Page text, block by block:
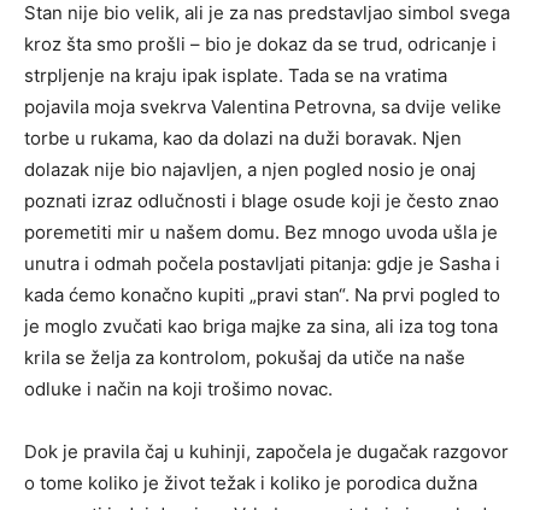
Stan nije bio velik, ali je za nas predstavljao simbol svega
kroz šta smo prošli – bio je dokaz da se trud, odricanje i
strpljenje na kraju ipak isplate. Tada se na vratima
pojavila moja svekrva Valentina Petrovna, sa dvije velike
torbe u rukama, kao da dolazi na duži boravak. Njen
dolazak nije bio najavljen, a njen pogled nosio je onaj
poznati izraz odlučnosti i blage osude koji je često znao
poremetiti mir u našem domu. Bez mnogo uvoda ušla je
unutra i odmah počela postavljati pitanja: gdje je Sasha i
kada ćemo konačno kupiti „pravi stan“. Na prvi pogled to
je moglo zvučati kao briga majke za sina, ali iza tog tona
krila se želja za kontrolom, pokušaj da utiče na naše
odluke i način na koji trošimo novac.
Dok je pravila čaj u kuhinji, započela je dugačak razgovor
o tome koliko je život težak i koliko je porodica dužna